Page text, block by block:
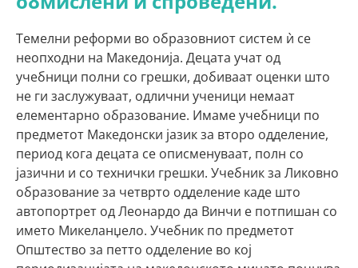
Темелни реформи во образовниот систем ѝ се
неопходни на Македонија. Децата учат од
учебници полни со грешки, добиваат оценки што
не ги заслужуваат, одлични ученици немаат
елементарно образование. Имаме учебници по
предметот Македонски јазик за второ одделение,
период кога децата се описменуваат, полн со
јазични и со технички грешки. Учебник за Ликовно
образование за четврто одделение каде што
автопортрет од Леонардо да Винчи е потпишан со
името Микеланџело. Учебник по предметот
Општество за петто одделение во кој